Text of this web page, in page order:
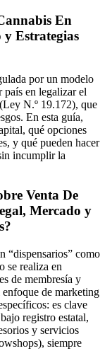
En
Estrategias
por un modelo
en legalizar el
N.º 19.172), que
En esta guía,
qué opciones
y qué pueden hacer
incumplir la
Venta De
Mercado y
“dispensarios” como
se realiza en
de membresía y
de marketing
es clave
registro estatal,
y servicios
siempre